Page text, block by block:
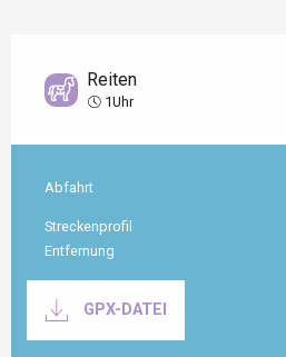
Reiten
1Uhr
Praktische Informationen
Abfahrt
Streckenprofil
Entfernung
GPX-DATEI